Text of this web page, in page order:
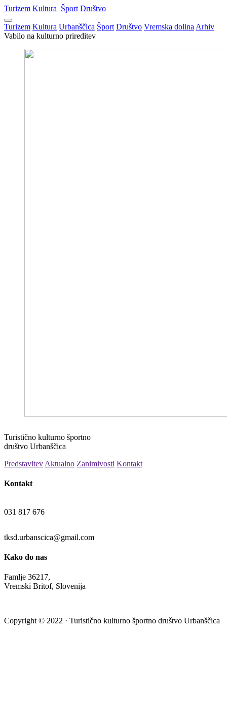
Turizem Kultura Šport Društvo
Turizem Kultura Urbanščica Šport Društvo Vremska dolina Arhiv
Vabilo na kulturno prireditev
Turistično kulturno športno
društvo Urbanščica
Predstavitev Aktualno Zanimivosti Kontakt
Kontakt
031 817 676
tksd.urbanscica@gmail.com
Kako do nas
Famlje 36217,
Vremski Britof, Slovenija
Copyright © 2022 · Turistično kulturno športno društvo Urbanščica